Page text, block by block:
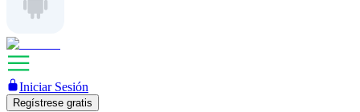
Iniciar Sesión
Regístrese gratis